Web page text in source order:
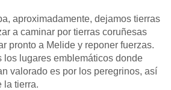
aproximadamente, dejamos tierras
a caminar por tierras coruñesas
pronto a Melide y reponer fuerzas.
los lugares emblemáticos donde
valorado es por los peregrinos, así
la tierra.